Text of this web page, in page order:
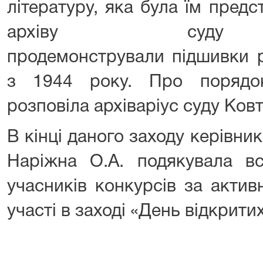
літературу, яка була їм
архіву суду
продемонстрували підшивки
з 1944 року. Про
розповіла архіваріус суду
В кінці даного заходу
Наріжна О.А. подякувала
учасників конкурсів за
участі в заході «День